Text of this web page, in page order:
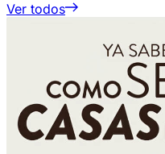
Ver todos